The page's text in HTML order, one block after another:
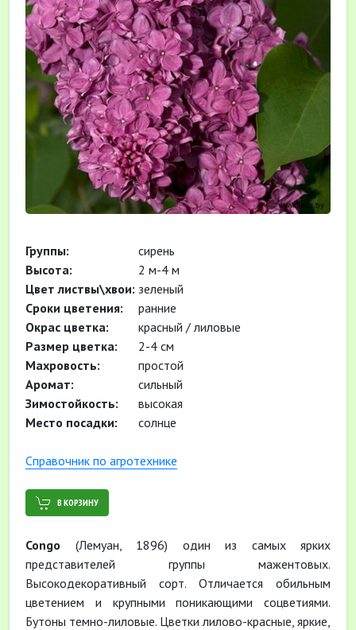
Группы:
сирень
Высота:
2 м-4 м
Цвет листвы\хвои: зеленый
Сроки цветения:
ранние
Окрас цветка:
красный / лиловые
Размер цветка:
2-4 см
Махровость:
простой
Аромат:
сильный
Зимостойкость:
высокая
Место посадки:
солнце
Cправочник по агротехнике
В КОРЗИНУ
Congo (Лемуан, 1896) один из самых ярких
представителей группы мажентовых.
Высокодекоративный сорт. Отличается обильным
цветением и крупными поникающими соцветиями.
Бутоны темно-лиловые. Цветки лилово-красные, яркие,